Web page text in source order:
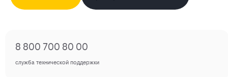
8 800 700 80 00
служба технической поддержки